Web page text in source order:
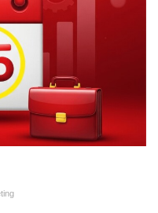
privaten Geräte beruflich
firmeneigene Angebote